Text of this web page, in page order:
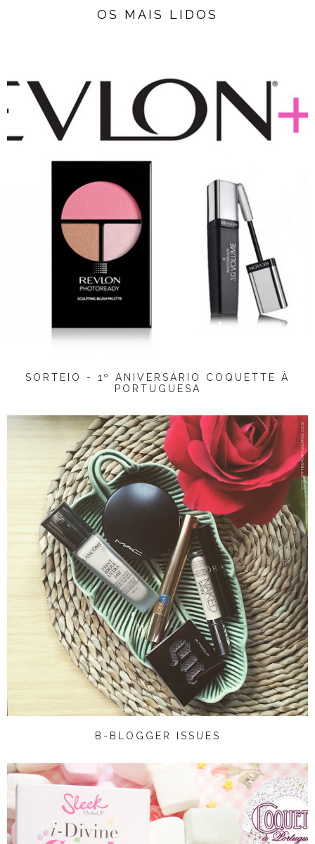
OS MAIS LIDOS
SORTEIO - 1º ANIVERSÁRIO COQUETTE À
PORTUGUESA
B-BLOGGER ISSUES